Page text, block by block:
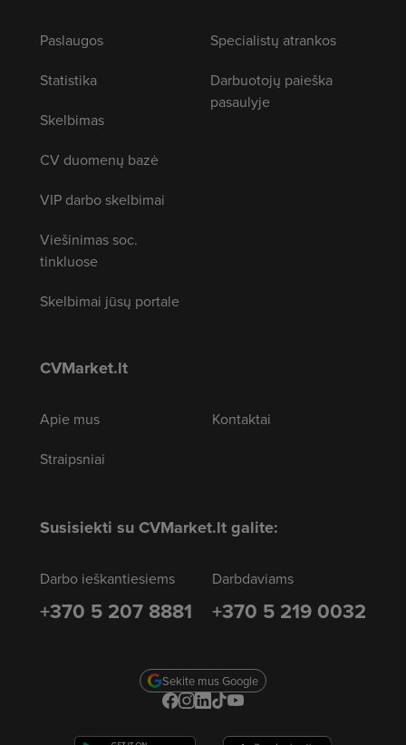
Paslaugos
Statistika
Skelbimas
CV duomenų bazė
VIP darbo skelbimai
Viešinimas soc.
tinkluose
Skelbimai jūsų portale
Specialistų atrankos
Darbuotojų paieška
pasaulyje
CVMarket.lt
Apie mus
Straipsniai
Kontaktai
Susisiekti su CVMarket.lt galite:
Darbo ieškantiesiems
+370 5 207 8881
Darbdaviams
+370 5 219 0032
Sekite mus Google